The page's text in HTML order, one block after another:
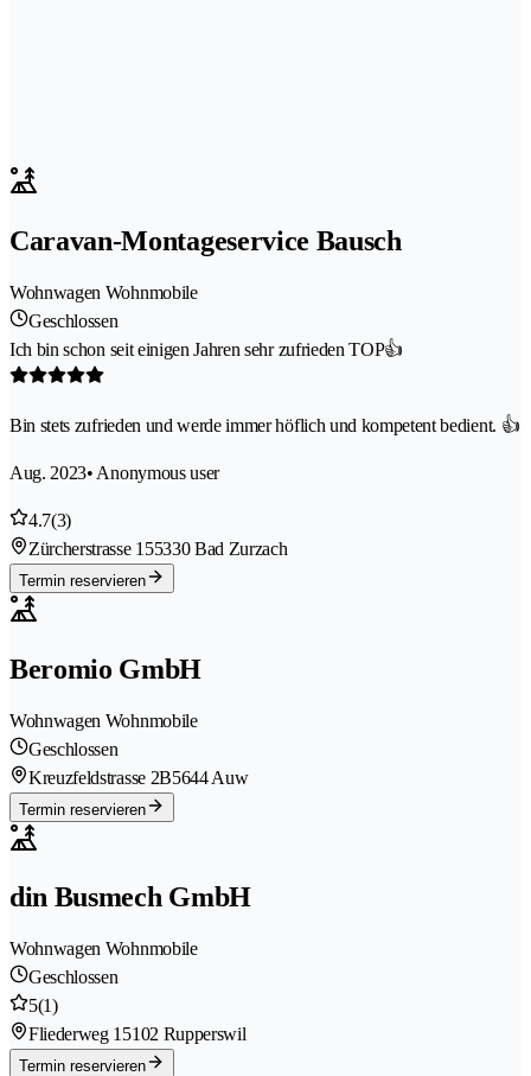
Caravan-Montageservice Bausch
Wohnwagen Wohnmobile
Geschlossen
Ich bin schon seit einigen Jahren sehr zufrieden TOP👍
Bin stets zufrieden und werde immer höflich und kompetent bedient. 👍
Aug. 2023• Anonymous user
4.7(3)
Zürcherstrasse 155330 Bad Zurzach
Termin reservieren
Beromio GmbH
Wohnwagen Wohnmobile
Geschlossen
Kreuzfeldstrasse 2B5644 Auw
Termin reservieren
din Busmech GmbH
Wohnwagen Wohnmobile
Geschlossen
5(1)
Fliederweg 1 5102 Rupperswil
Termin reservieren